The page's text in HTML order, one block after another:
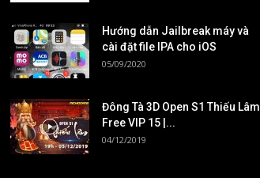
Hướng dẫn Jailbreak máy và
cài đặt file IPA cho iOS
05/09/2020
Đông Tà 3D Open S1 Thiếu Lâm
Free VIP 15 |...
04/12/2019